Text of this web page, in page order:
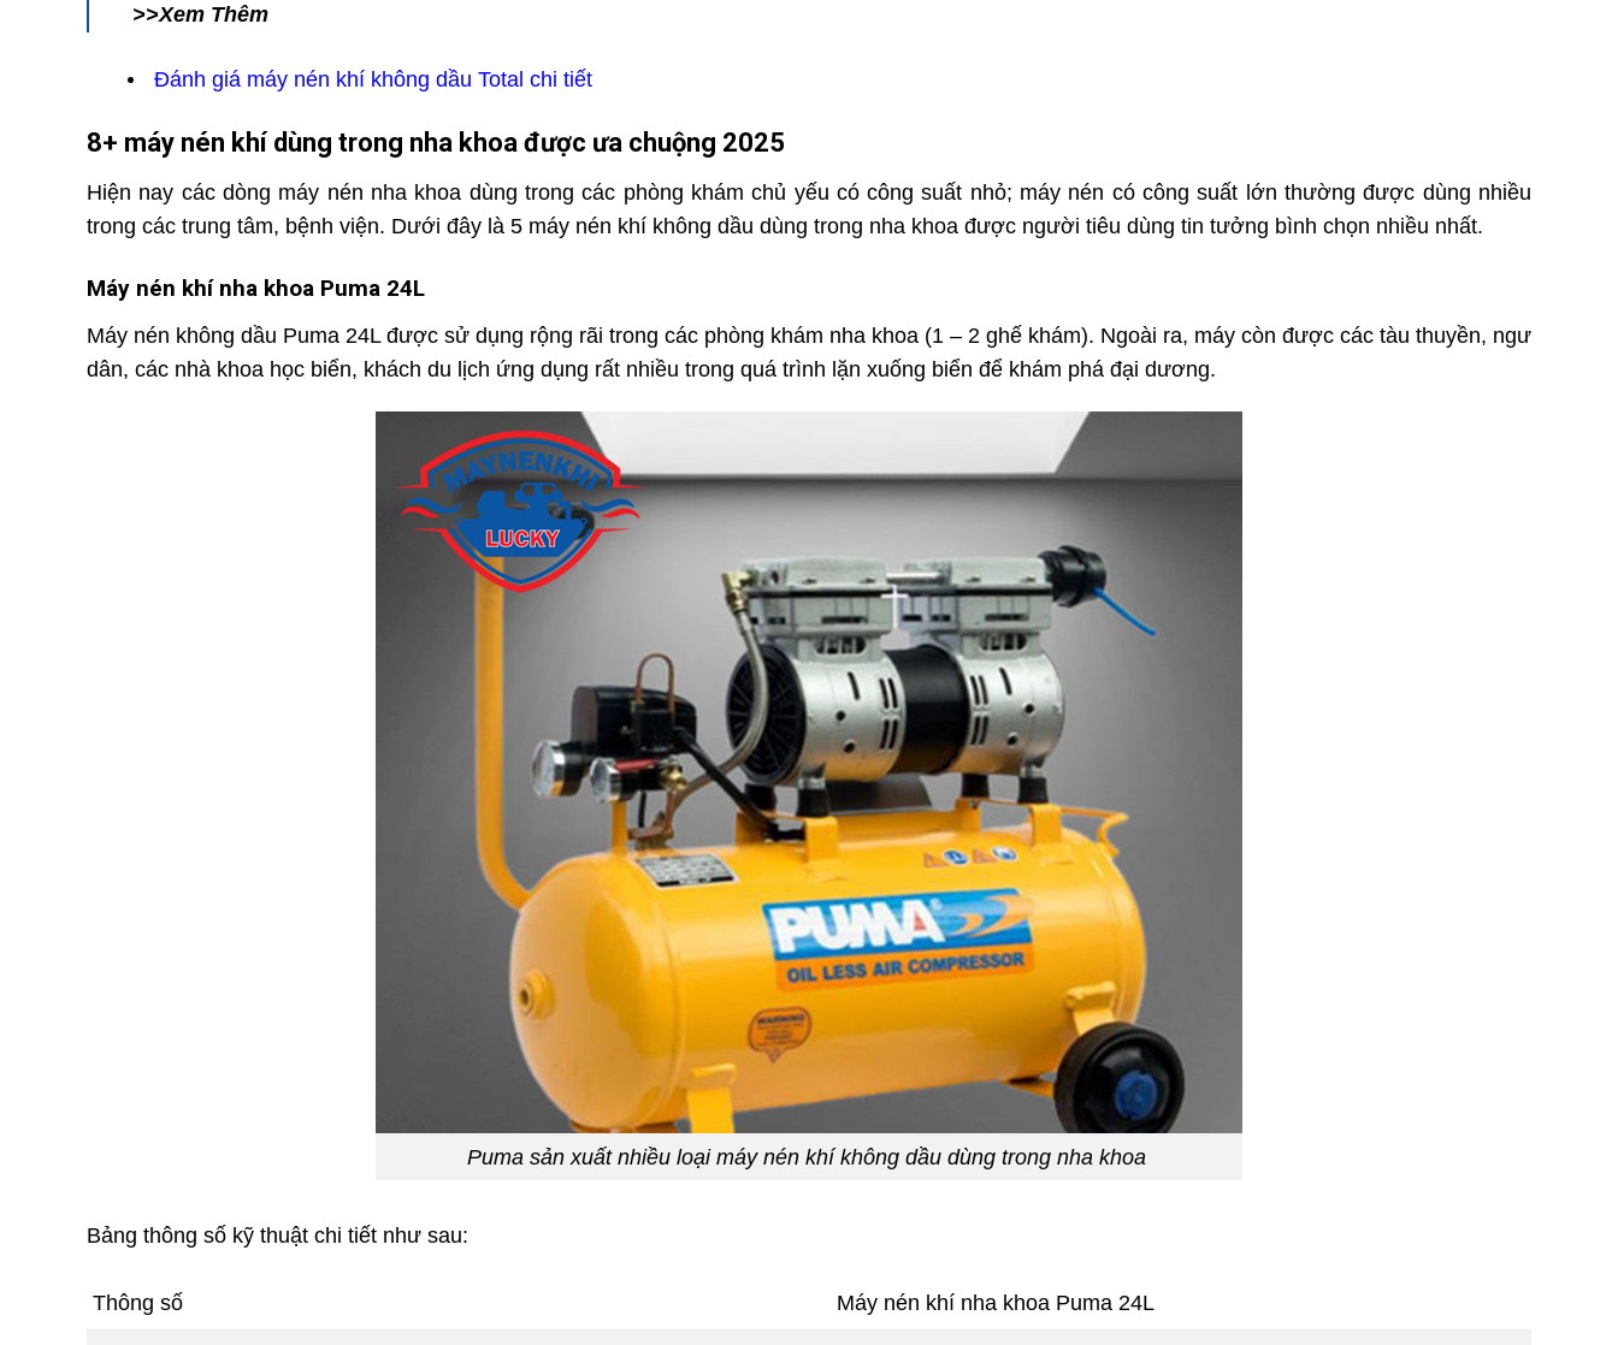
>>Xem Thêm
Đánh giá máy nén khí không dầu Total chi tiết
8+ máy nén khí dùng trong nha khoa được ưa chuộng 2025
Hiện nay các dòng máy nén nha khoa dùng trong các phòng khám chủ yếu có công suất nhỏ; máy nén có công suất lớn thường được dùng nhiều
trong các trung tâm, bệnh viện. Dưới đây là 5 máy nén khí không dầu dùng trong nha khoa được người tiêu dùng tin tưởng bình chọn nhiều nhất.
Máy nén khí nha khoa Puma 24L
Máy nén không dầu Puma 24L được sử dụng rộng rãi trong các phòng khám nha khoa (1 – 2 ghế khám). Ngoài ra, máy còn được các tàu thuyền, ngư
dân, các nhà khoa học biển, khách du lịch ứng dụng rất nhiều trong quá trình lặn xuống biển để khám phá đại dương.
Puma sản xuất nhiều loại máy nén khí không dầu dùng trong nha khoa
Bảng thông số kỹ thuật chi tiết như sau:
Thông số Máy nén khí nha khoa Puma 24L